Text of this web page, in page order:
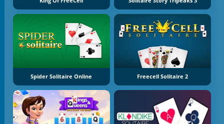
Spider Solitaire Online Freecell Solitaire 2